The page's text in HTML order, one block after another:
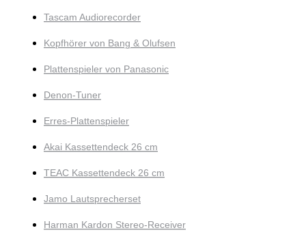
Tascam Audiorecorder
Kopfhörer von Bang & Olufsen
Plattenspieler von Panasonic
Denon-Tuner
Erres-Plattenspieler
Akai Kassettendeck 26 cm
TEAC Kassettendeck 26 cm
Jamo Lautsprecherset
Harman Kardon Stereo-Receiver